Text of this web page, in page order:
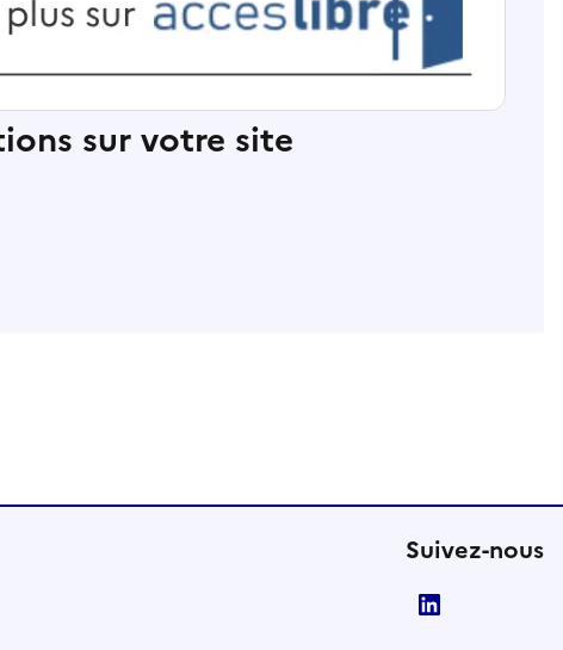
sur votre site
Suivez-nous